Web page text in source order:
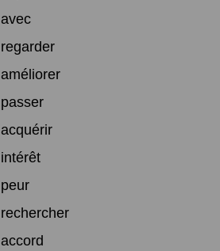
avec
regarder
améliorer
passer
acquérir
intérêt
peur
rechercher
accord